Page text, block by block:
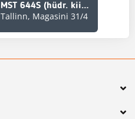
MST 644S (hüdr. kiirkinnitus laadurile)
Tallinn, Magasini 31/4